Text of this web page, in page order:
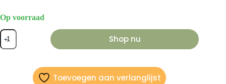
Op voorraad
Magic
Lamp
aantal
Shop nu
Toevoegen aan verlanglijst